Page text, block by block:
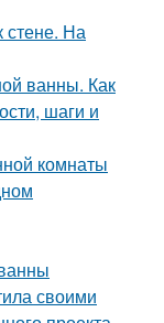
стене. На
ванны. Как
шаги и
комнаты
своими